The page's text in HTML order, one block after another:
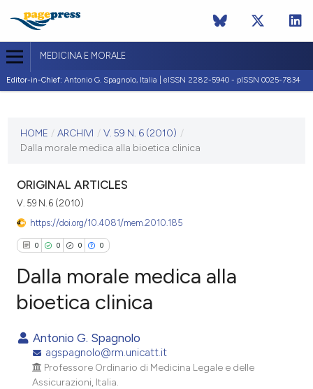
MEDICINA E MORALE
Editor-in-Chief: Antonio G. Spagnolo, Italia | eISSN 2282-5940 - pISSN 0025-7834
V. 59 N. 6 (2010)
ULTIMO FASCICOLO
HOME / ARCHIVI / V. 59 N. 6 (2010) /
Dalla morale medica alla bioetica clinica
ORIGINAL ARTICLES
V. 59 N. 6 (2010)
https://doi.org/10.4081/mem.2010.185
0 0 0 0
Citing Publications
Supporting
Mentioning
Dalla morale medica alla
bioetica clinica
Antonio G. Spagnolo
agspagnolo@rm.unicatt.it
Professore Ordinario di Medicina Legale e delle
Assicurazioni, Italia.